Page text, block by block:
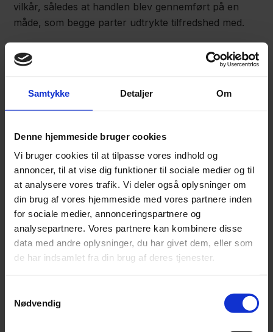
Samtykke Detaljer Om
Denne hjemmeside bruger cookies
Vi bruger cookies til at tilpasse vores indhold og
annoncer, til at vise dig funktioner til sociale medier og til
at analysere vores trafik. Vi deler også oplysninger om
din brug af vores hjemmeside med vores partnere inden
for sociale medier, annonceringspartnere og
analysepartnere. Vores partnere kan kombinere disse
data med andre oplysninger, du har givet dem, eller som
de har indsamlet fra din brug af deres tjenester.
Nødvendig
vilkår, således at handlen blev gennemført på en
måde, som begge parter udtrykte tilfredshed med.
varetaget af et team bestående af
advokat Signe
Hastrup Holstogadvokat og partner Jesper
Hauschildt.
Hauschildt.
Indlæg af